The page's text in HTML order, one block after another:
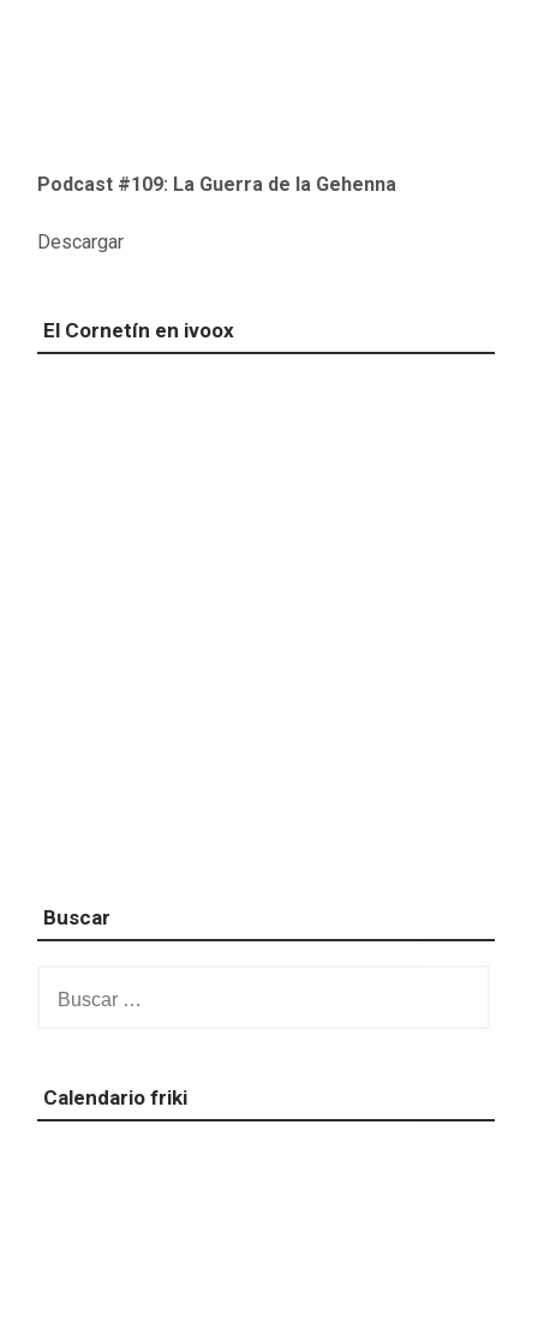
Podcast #109: La Guerra de la Gehenna
Descargar
El Cornetín en ivoox
Buscar
Calendario friki